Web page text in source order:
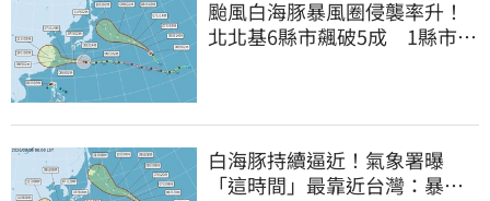
颱風白海豚暴風圈侵襲率升！
北北基6縣市飆破5成 1縣市
白海豚持續逼近！氣象署曝
「這時間」最靠近台灣：暴風